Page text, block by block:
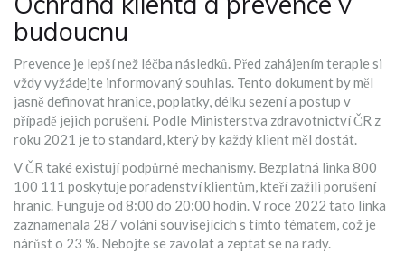
budoucnu
Prevence je lepší než léčba následků. Před zahájením terapie si
vždy vyžádejte informovaný souhlas. Tento dokument by měl
jasně definovat hranice, poplatky, délku sezení a postup v
případě jejich porušení. Podle Ministerstva zdravotnictví ČR z
roku 2021 je to standard, který by každý klient měl dostát.
V ČR také existují podpůrné mechanismy. Bezplatná linka 800
100 111 poskytuje poradenství klientům, kteří zažili porušení
hranic. Funguje od 8:00 do 20:00 hodin. V roce 2022 tato linka
zaznamenala 287 volání souvisejících s tímto tématem, což je
nárůst o 23 %. Nebojte se zavolat a zeptat se na rady.